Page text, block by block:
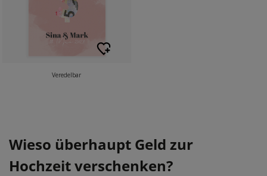
Veredelbar
Wieso überhaupt Geld zur
Hochzeit verschenken?